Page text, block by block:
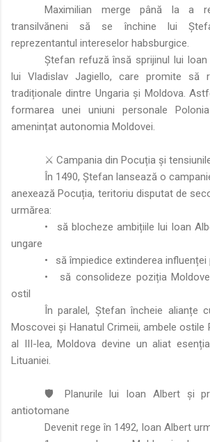
Maximilian merge până la a
transilvăneni să se închine lui
reprezentantul intereselor habsburgice.
Ștefan refuză însă sprijinul lui
lui Vladislav Jagiello, care promite să
tradiționale dintre Ungaria și Moldova.
formarea unei uniuni personale
amenințat autonomia Moldovei.
⚔️ Campania din Pocuția și
În 1490, Ștefan lansează o
anexează Pocuția, teritoriu disputat de
urmărea:
•
să blocheze ambițiile lui Ioan
ungare
•
să împiedice extinderea influenței
•
să consolideze poziția
ostil
În paralel, Ștefan încheie alianțe
Moscovei și Hanatul Crimeii, ambele ostile
al III-lea, Moldova devine un aliat
Lituaniei.
🛡️ Planurile lui Ioan Albert și
antiotomane
Devenit rege în 1492, Ioan Albert